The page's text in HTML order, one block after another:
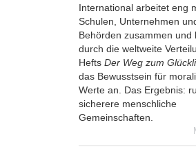
International arbeitet eng
Schulen, Unternehmen
Behörden zusammen und
durch die weltweite
Hefts Der Weg zum
das Bewusstsein für
Werte an. Das Ergebnis:
sicherere menschliche
Gemeinschaften.